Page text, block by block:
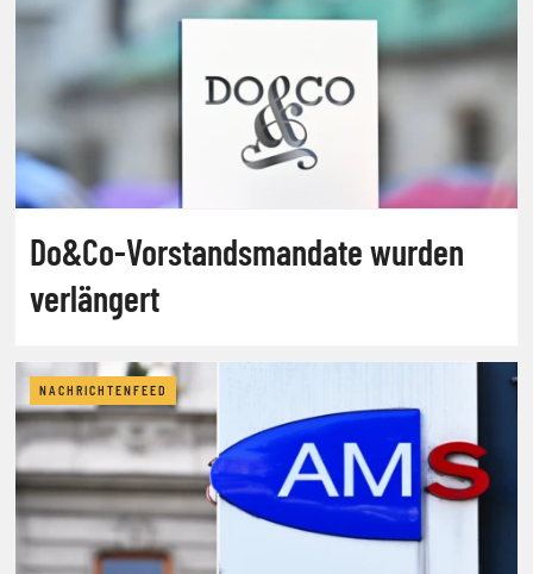
Do&Co-Vorstandsmandate wurden
verlängert
NACHRICHTENFEED